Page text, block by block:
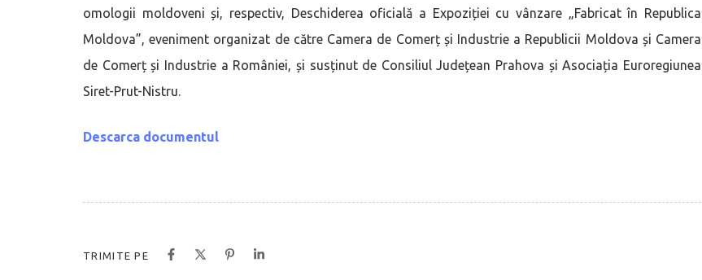
omologii moldoveni și, respectiv, Deschiderea oficială a Expoziției cu vânzare „Fabricat în Republica
Moldova”, eveniment organizat de către Camera de Comerț și Industrie a Republicii Moldova și Camera
de Comerț și Industrie a României, și susținut de Consiliul Județean Prahova și Asociația Euroregiunea
Siret-Prut-Nistru.
Descarca documentul
TRIMITE PE